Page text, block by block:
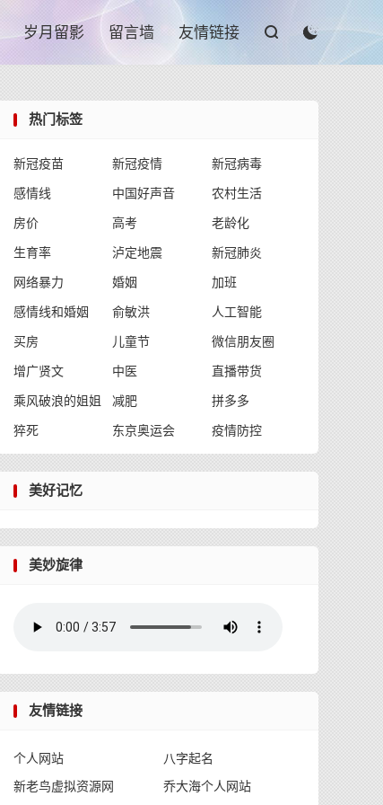
岁月留影 留言墙 友情链接  
热门标签
新冠疫苗 新冠疫情
新冠病毒
感情线
中国好声音
农村生活
房价
高考
老龄化
生育率
泸定地震
新冠肺炎
网络暴力
婚姻
加班
感情线和婚姻
俞敏洪
人工智能
买房
儿童节
微信朋友圈
增广贤文
中医
直播带货
乘风破浪的姐姐
减肥
拼多多
猝死
东京奥运会 疫情防控
美好记忆
美妙旋律
友情链接
个人网站
八字起名
新老鸟虚拟资源网
乔大海个人网站